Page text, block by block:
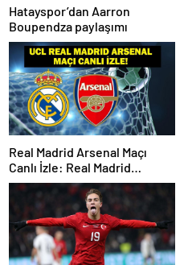
Hatayspor’dan Aarron
Boupendza paylaşımı
Real Madrid Arsenal Maçı
Canlı İzle: Real Madrid
Arsenal Maçı Hangi Kanalda?
Real Madrid Arsenal Maçı Ne
Zaman, Saat Kaçta? İşte Maç
Kadrosu